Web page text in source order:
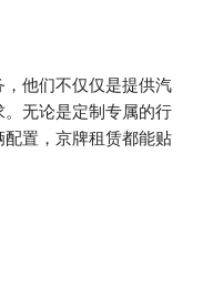
他们不仅仅是提供汽
无论是定制专属的行
置，京牌租赁都能贴